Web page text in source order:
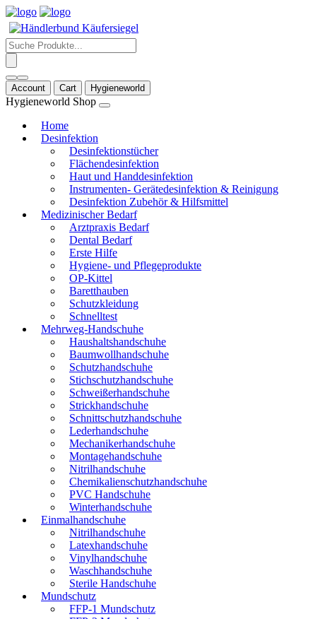
Products
search
Account Cart Hygieneworld
Hygieneworld Shop
Home
Desinfektion
Desinfektionstücher
Flächendesinfektion
Haut und Handdesinfektion
Instrumenten- Gerätedesinfektion & Reinigung
Desinfektion Zubehör & Hilfsmittel
Medizinischer Bedarf
Arztpraxis Bedarf
Dental Bedarf
Erste Hilfe
Hygiene- und Pflegeprodukte
OP-Kittel
Baretthauben
Schutzkleidung
Schnelltest
Mehrweg-Handschuhe
Haushaltshandschuhe
Baumwollhandschuhe
Schutzhandschuhe
Stichschutzhandschuhe
Schweißerhandschuhe
Strickhandschuhe
Schnittschutzhandschuhe
Lederhandschuhe
Mechanikerhandschuhe
Montagehandschuhe
Nitrilhandschuhe
Chemikalienschutzhandschuhe
PVC Handschuhe
Winterhandschuhe
Einmalhandschuhe
Nitrilhandschuhe
Latexhandschuhe
Vinylhandschuhe
Waschhandschuhe
Sterile Handschuhe
Mundschutz
FFP-1 Mundschutz